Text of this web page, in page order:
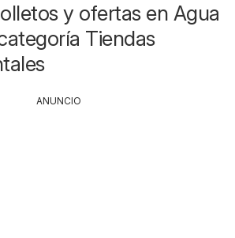
y ofertas en Agua
Tiendas
ANUNCIO